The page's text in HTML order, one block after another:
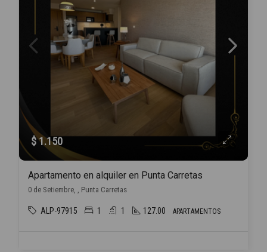
$ 1.150
Apartamento en alquiler en Punta Carretas
0 de Setiembre, , Punta Carretas
ALP-97915 1 1 127.00 APARTAMENTOS